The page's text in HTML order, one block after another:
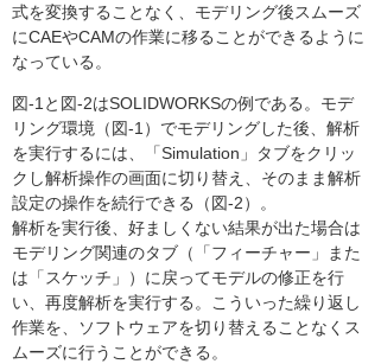
式を変換することなく、モデリング後スムーズ
にCAEやCAMの作業に移ることができるように
なっている。
図-1と図-2はSOLIDWORKSの例である。モデ
リング環境（図-1）でモデリングした後、解析
を実行するには、「Simulation」タブをクリッ
クし解析操作の画面に切り替え、そのまま解析
設定の操作を続行できる（図-2）。
解析を実行後、好ましくない結果が出た場合は
モデリング関連のタブ（「フィーチャー」また
は「スケッチ」）に戻ってモデルの修正を行
い、再度解析を実行する。こういった繰り返し
作業を、ソフトウェアを切り替えることなくス
ムーズに行うことができる。